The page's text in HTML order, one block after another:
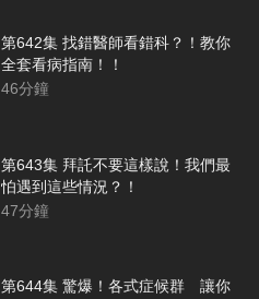
第642集 找錯醫師看錯科？！教你
全套看病指南！！
46分鐘
第643集 拜託不要這樣說！我們最
怕遇到這些情況？！
47分鐘
第644集 驚爆！各式症候群 讓你